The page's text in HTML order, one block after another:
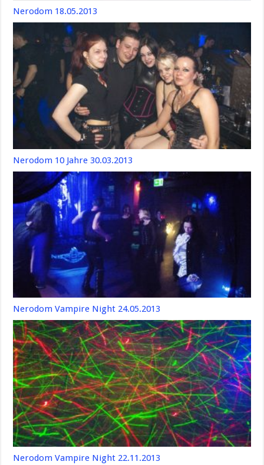
Nerodom 18.05.2013
Nerodom 10 Jahre 30.03.2013
Nerodom Vampire Night 24.05.2013
Nerodom Vampire Night 22.11.2013